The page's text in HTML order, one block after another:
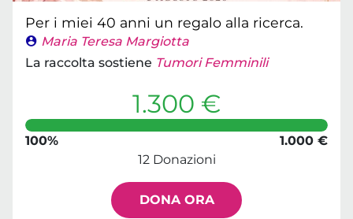
Per i miei 40 anni un regalo alla ricerca.
Maria Teresa Margiotta
La raccolta sostiene Tumori Femminili
1.300 €
100%
1.000 €
12 Donazioni
DONA ORA